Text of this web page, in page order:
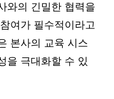
와의 긴밀한 협력을
여가 필수적이라고
본사의 교육 시스
을 극대화할 수 있